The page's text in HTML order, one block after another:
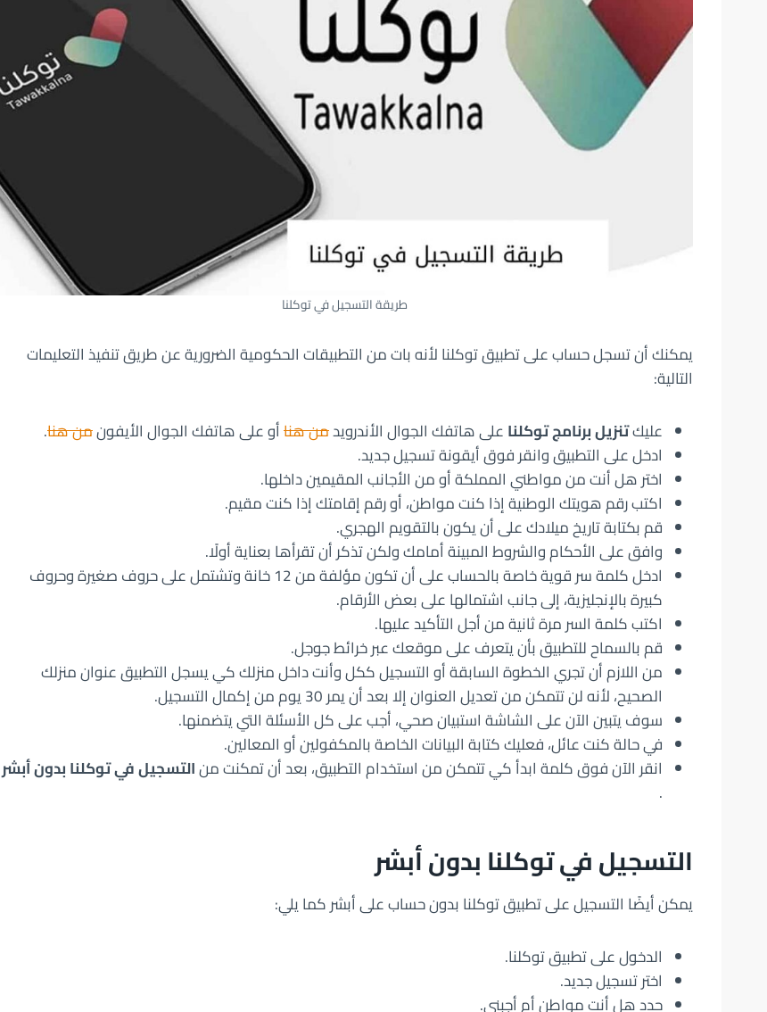
طريقة التسجيل في توكلنا
يمكنك أن تسجل حساب على تطبيق توكلنا لأنه بات من التطبيقات الحكومية الضرورية عن طريق تنفيذ التعليمات
التالية:
عليكتنزيل برنامج توكلناعلى هاتفك الجوال الأندرويدمن هناأو على هاتفك الجوال الأيفونمن هنا.
ادخل على التطبيق وانقر فوق أيقونة تسجيل جديد.
اختر هل أنت من مواطني المملكة أو من الأجانب المقيمين داخلها.
اكتب رقم هويتك الوطنية إذا كنت مواطن، أو رقم إقامتك إذا كنت مقيم.
قم بكتابة تاريخ ميلادك على أن يكون بالتقويم الهجري.
وافق على الأحكام والشروط المبينة أمامك ولكن تذكر أن تقرأها بعناية أولًا.
ادخل كلمة سر قوية خاصة بالحساب على أن تكون مؤلفة من 12 خانة وتشتمل على حروف صغيرة وحروف
كبيرة بالإنجليزية، إلى جانب اشتمالها على بعض الأرقام.
اكتب كلمة السر مرة ثانية من أجل التأكيد عليها.
قم بالسماح للتطبيق بأن يتعرف على موقعك عبر خرائط جوجل.
من اللازم أن تجري الخطوة السابقة أو التسجيل ككل وأنت داخل منزلك كي يسجل التطبيق عنوان منزلك
الصحيح، لأنه لن تتمكن من تعديل العنوان إلا بعد أن يمر 30 يوم من إكمال التسجيل.
سوف يتبين الآن على الشاشة استبيان صحي، أجب على كل الأسئلة التي يتضمنها.
في حالة كنت عائل، فعليك كتابة البيانات الخاصة بالمكفولين أو المعالين.
انقر الآن فوق كلمة ابدأ كي تتمكن من استخدام التطبيق، بعد أن تمكنت منالتسجيل في توكلنا بدون أبشر
.
التسجيل في توكلنا بدون أبشر
يمكن أيضًا التسجيل على تطبيق توكلنا بدون حساب على أبشر كما يلي:
الدخول على تطبيق توكلنا.
اختر تسجيل جديد.
حدد هل أنت مواطن أم أجبني.